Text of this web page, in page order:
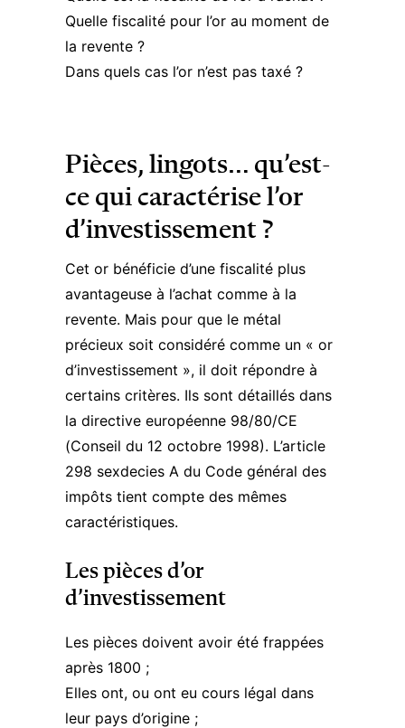
Quelle fiscalité pour l’or au moment de
la revente ?
Dans quels cas l’or n’est pas taxé ?
Pièces, lingots… qu’est-
ce qui caractérise l’or
d’investissement ?
Cet or bénéficie d’une fiscalité plus
avantageuse à l’achat comme à la
revente. Mais pour que le métal
précieux soit considéré comme un « or
d’investissement », il doit répondre à
certains critères. Ils sont détaillés dans
la directive européenne 98/80/CE
(Conseil du 12 octobre 1998). L’article
298 sexdecies A du Code général des
impôts tient compte des mêmes
caractéristiques.
Les pièces d’or
d’investissement
Les pièces doivent avoir été frappées
après 1800 ;
Elles ont, ou ont eu cours légal dans
leur pays d’origine ;